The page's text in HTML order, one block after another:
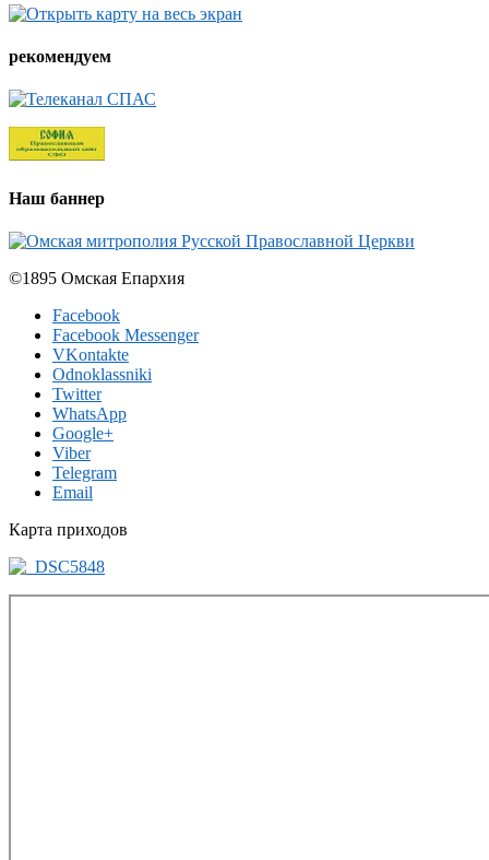
рекомендуем
Наш баннер
©1895 Омская Епархия
Facebook
Facebook Messenger
VKontakte
Odnoklassniki
Twitter
WhatsApp
Google+
Viber
Telegram
Email
Карта приходов